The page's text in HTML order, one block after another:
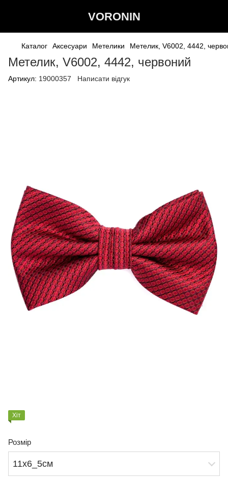
VORONIN
Каталог Аксесуари Метелики Метелик, V6002, 4442,
Метелик, V6002, 4442, червоний
Артикул: 19000357 Написати відгук
Хіт
Розмір
11х6_5см